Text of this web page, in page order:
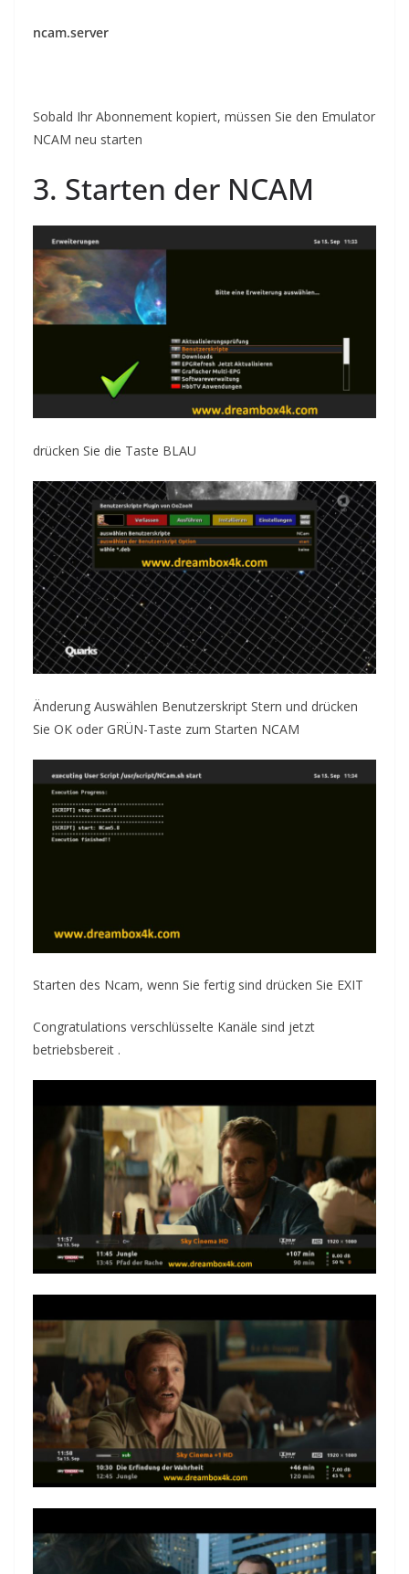
ncam.server
Sobald Ihr Abonnement kopiert, müssen Sie den Emulator
NCAM neu starten
3. Starten der NCAM
drücken Sie die Taste BLAU
Änderung Auswählen Benutzerskript Stern und drücken
Sie OK oder GRÜN-Taste zum Starten NCAM
Starten des Ncam, wenn Sie fertig sind drücken Sie EXIT
Congratulations verschlüsselte Kanäle sind jetzt
betriebsbereit .